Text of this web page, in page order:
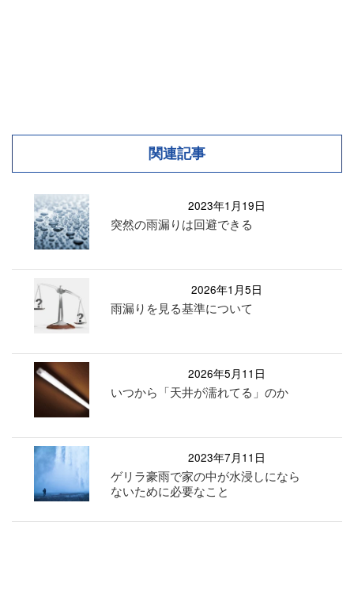
関連記事
2023年1月19日
突然の雨漏りは回避できる
2026年1月5日
雨漏りを見る基準について
2026年5月11日
いつから「天井が濡れてる」のか
2023年7月11日
ゲリラ豪雨で家の中が水浸しになら
ないために必要なこと